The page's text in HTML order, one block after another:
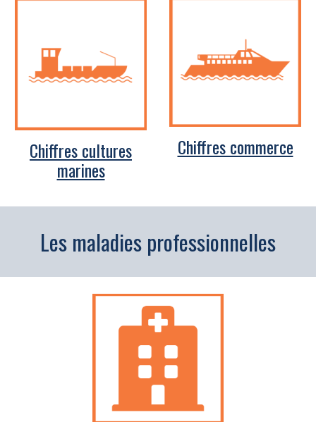
Chiffres cultures
marines
Chiffres commerce
Les maladies professionnelles